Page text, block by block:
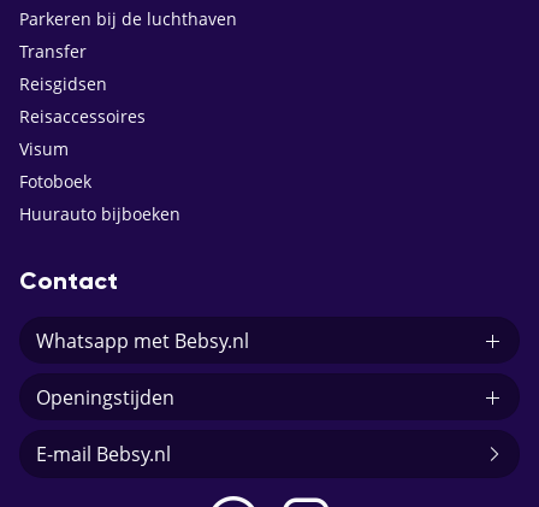
Parkeren bij de luchthaven
Transfer
Reisgidsen
Reisaccessoires
Visum
Fotoboek
Huurauto bijboeken
Contact
Whatsapp met Bebsy.nl
Openingstijden
E-mail Bebsy.nl